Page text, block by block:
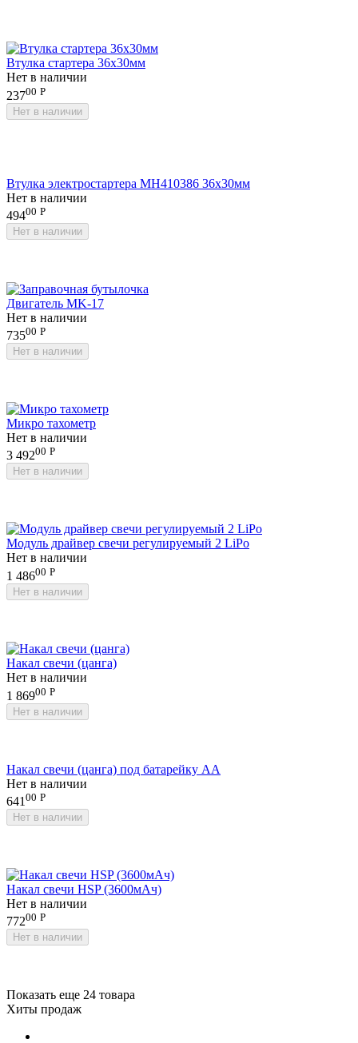
Втулка стартера 36x30мм
Нет в наличии
23700 Р
Нет в наличии
Втулка электростартера MH410386 36х30мм
Нет в наличии
49400 Р
Нет в наличии
Двигатель MK-17
Нет в наличии
73500 Р
Нет в наличии
Микро тахометр
Нет в наличии
3 49200 Р
Нет в наличии
Модуль драйвер свечи регулируемый 2 LiPo
Нет в наличии
1 48600 Р
Нет в наличии
Накал свечи (цанга)
Нет в наличии
1 86900 Р
Нет в наличии
Накал свечи (цанга) под батарейку АА
Нет в наличии
641 00 Р
Нет в наличии
Накал свечи HSP (3600мАч)
Нет в наличии
77200 Р
Нет в наличии
Показать еще 24 товара
Хиты продаж